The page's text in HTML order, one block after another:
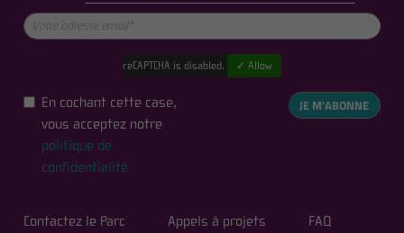
reCAPTCHA is disabled. ✓ Allow
En cochant cette case,
vous acceptez notre
politique de
confidentialité
JE M'ABONNE
Contactez le Parc
Appels à projets
FAQ